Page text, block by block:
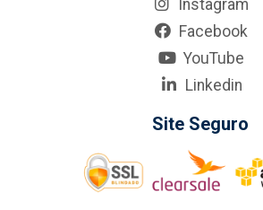
Instagram
Facebook
YouTube
Linkedin
Site Seguro